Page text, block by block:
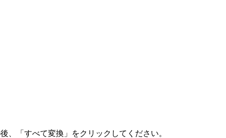
、「すべて変換」をクリックしてください。